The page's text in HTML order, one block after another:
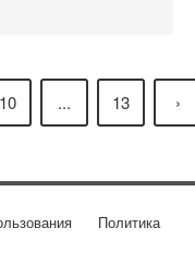
10 ... 13 ›
Политика